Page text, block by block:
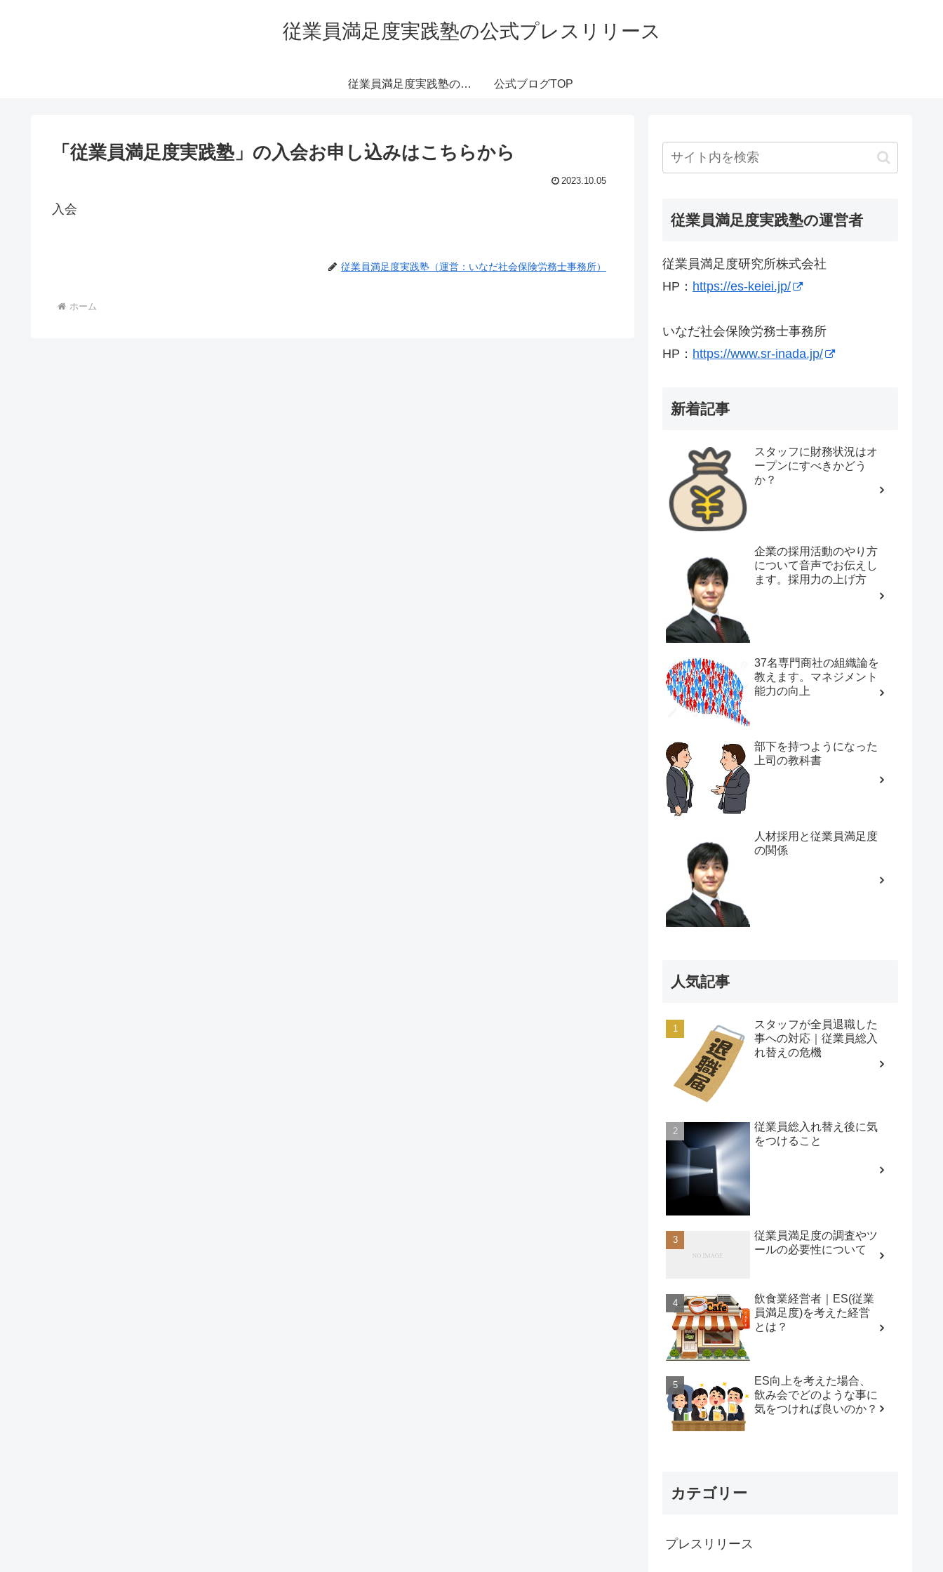
従業員満足度実践塾の公式プレスリリース
従業員満足度実践塾のサ 公式ブログTOP
「従業員満足度実践塾」の入会お申し込みはこちらから
2023.10.05
入会
従業員満足度実践塾（運営：いなだ社会保険労務士事務所）
ホーム
従業員満足度実践塾の運営者
従業員満足度研究所株式会社
HP： https://es-keiei.jp/
いなだ社会保険労務士事務所
HP： https://www.sr-inada.jp/
新着記事
スタッフに財務状況はオ
ープンにすべきかどう
か？
企業の採用活動のやり方
について音声でお伝えし
ます。採用力の上げ方
37名専門商社の組織論を
教えます。マネジメント
能力の向上
部下を持つようになった
上司の教科書
人材採用と従業員満足度
の関係
人気記事
スタッフが全員退職した
事への対応｜従業員総入
れ替えの危機
従業員総入れ替え後に気
をつけること
従業員満足度の調査やツ
ールの必要性について
飲食業経営者｜ES(従業
員満足度)を考えた経営
とは？
ES向上を考えた場合、
飲み会でどのような事に
気をつければ良いのか？
カテゴリー
プレスリリース